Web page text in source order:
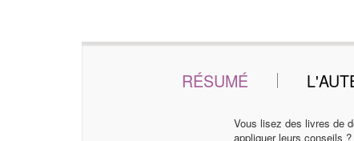
RÉSUMÉ
Vous lisez des livres de
appliquer leurs conseils